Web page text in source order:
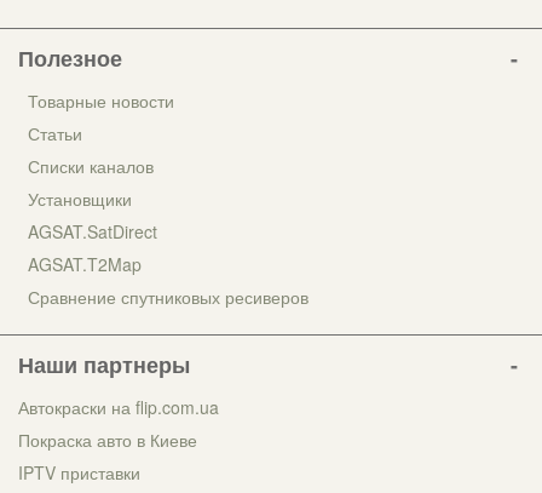
Полезное
Товарные новости
Статьи
Списки каналов
Установщики
AGSAT.SatDirect
AGSAT.T2Map
Сравнение спутниковых ресиверов
Наши партнеры
Автокраски на flip.com.ua
Покраска авто в Киеве
IPTV приставки